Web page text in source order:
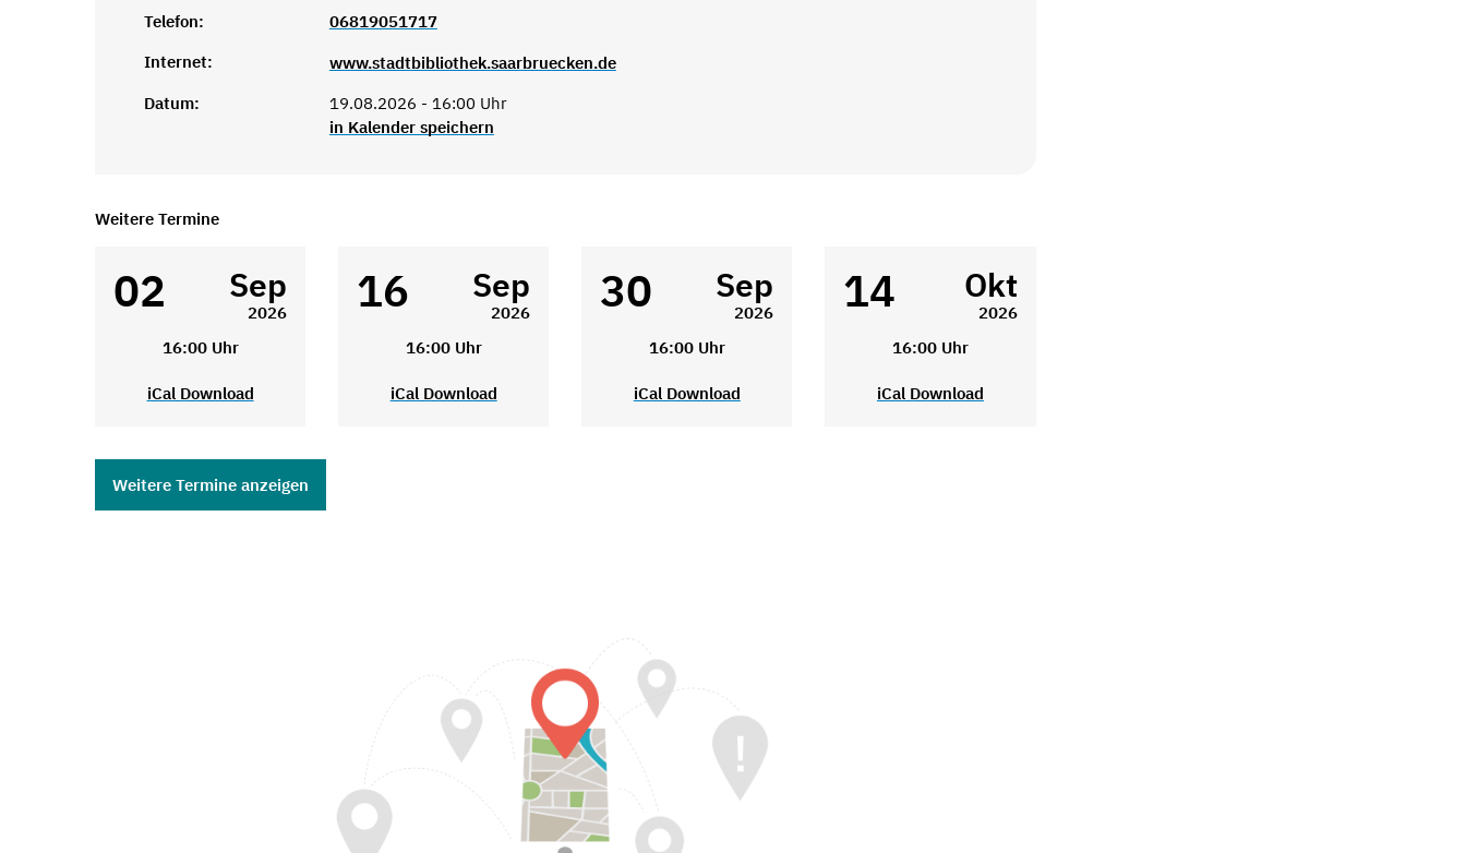
Telefon:
06819051717
Internet:
www.stadtbibliothek.saarbruecken.de
Datum:
19.08.2026 - 16:00 Uhr
in Kalender speichern
Weitere Termine
02 Sep
2026
16:00 Uhr
iCal Download
16 Sep
2026
16:00 Uhr
iCal Download
30 Sep
2026
16:00 Uhr
iCal Download
14 Okt
2026
16:00 Uhr
iCal Download
Weitere Termine anzeigen